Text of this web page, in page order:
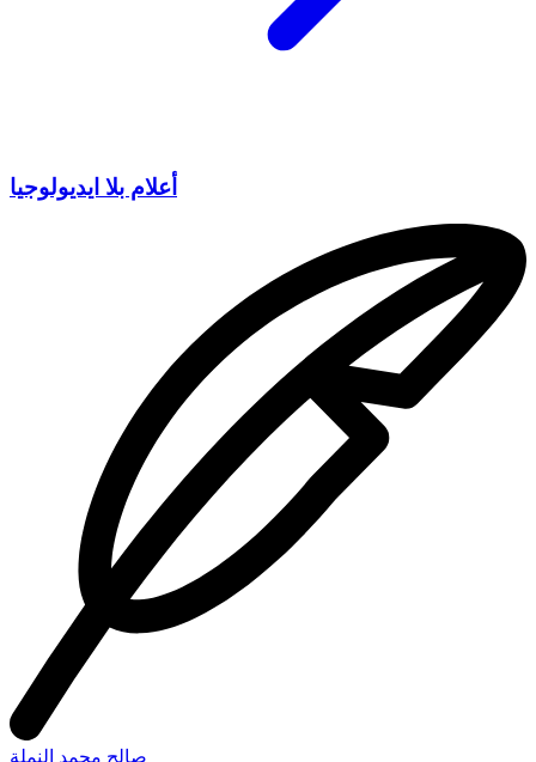
أعلام بلا ايديولوجيا
صالح محمد النملة